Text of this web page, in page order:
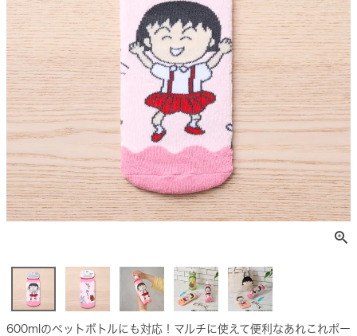
600mlのペットボトルにも対応！マルチに使えて便利なあれこれポー